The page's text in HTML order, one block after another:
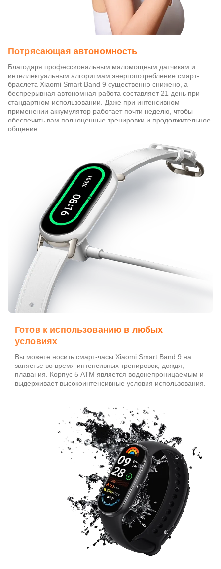
Потрясающая автономность
Благодаря профессиональным маломощным датчикам и
интеллектуальным алгоритмам энергопотребление смарт-
браслета Xiaomi Smart Band 9 существенно снижено, а
беспрерывная автономная работа составляет 21 день при
стандартном использовании. Даже при интенсивном
применении аккумулятор работает почти неделю, чтобы
обеспечить вам полноценные тренировки и продолжительное
общение.
Готов к использованию в любых
условиях
Вы можете носить смарт-часы Xiaomi Smart Band 9 на
запястье во время интенсивных тренировок, дождя,
плавания. Корпус 5 АТМ является водонепроницаемым и
выдерживает высокоинтенсивные условия использования.